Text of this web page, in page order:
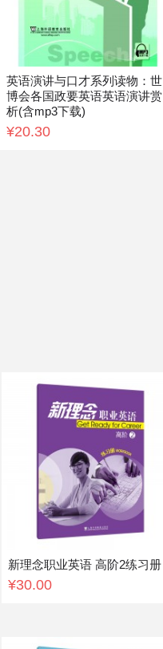
英语演讲与口才系列读物：世
博会各国政要英语英语演讲赏
析(含mp3下载)
¥20.30
新理念职业英语 高阶2练习册
¥30.00